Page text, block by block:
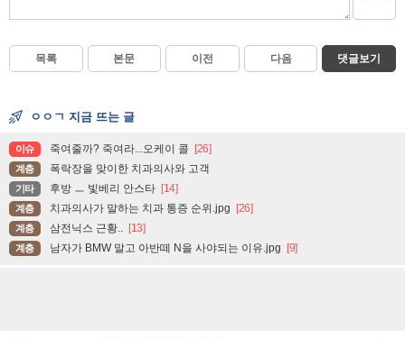
목록 본문 이전 다음 댓글보기
ㅇㅇㄱ 지금 뜨는 글
이슈 죽여줄까? 죽여라...오케이 콜 [26]
계층 폭락장을 맞이한 치과의사와 고객
기타 후방 ㅡ 빛베리 안스타 [14]
계층 치과의사가 말하는 치과 통증 순위.jpg [26]
계층 삼전닉스 근황.. [13]
계층 남자가 BMW 말고 아반떼 N을 사야되는 이유.jpg [9]